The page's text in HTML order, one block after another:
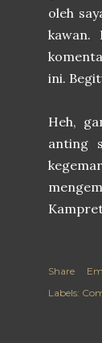
oleh
kawan.
ini.
Heh,
anting
Share
Labels: